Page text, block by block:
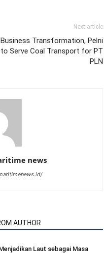
Next article
Business Transformation, Pelni
to Serve Coal Transport for PT
PLN
news
AUTHOR
Laut sebagai Masa